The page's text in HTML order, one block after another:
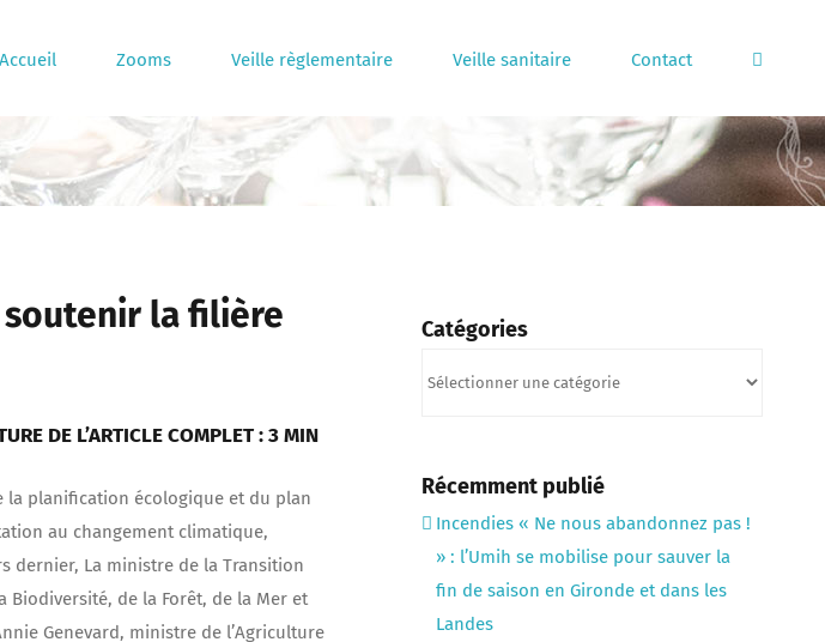
Accueil Zooms Veille règlementaire Veille sanitaire Contact
soutenir la filière
DE L’ARTICLE COMPLET : 3 MIN
la planification écologique et du plan
au changement climatique,
dernier, La ministre de la Transition
Biodiversité, de la Forêt, de la Mer et
Genevard, ministre de l’Agriculture
Catégories
Récemment publié
Incendies « Ne nous abandonnez pas !
» : l’Umih se mobilise pour sauver la
fin de saison en Gironde et dans les
Landes